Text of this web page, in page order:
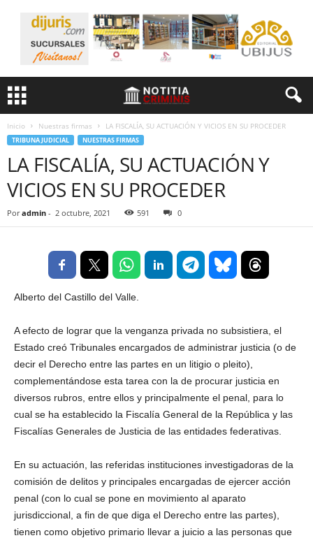
Inicio Nuestras firmas LA FISCALÍA, SU ACTUACIÓN Y VICIOS EN SU PROCEDER
TRIBUNA JUDICIAL NUESTRAS FIRMAS
LA FISCALÍA, SU ACTUACIÓN Y
VICIOS EN SU PROCEDER
Por admin - 2 octubre, 2021 591 0
Alberto del Castillo del Valle.
A efecto de lograr que la venganza privada no subsistiera, el
Estado creó Tribunales encargados de administrar justicia (o de
decir el Derecho entre las partes en un litigio o pleito),
complementándose esta tarea con la de procurar justicia en
diversos rubros, entre ellos y principalmente el penal, para lo
cual se ha establecido la Fiscalía General de la República y las
Fiscalías Generales de Justicia de las entidades federativas.
En su actuación, las referidas instituciones investigadoras de la
comisión de delitos y principales encargadas de ejercer acción
penal (con lo cual se pone en movimiento al aparato
jurisdiccional, a fin de que diga el Derecho entre las partes),
tienen como objetivo primario llevar a juicio a las personas que